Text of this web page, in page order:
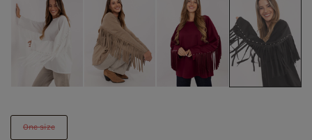
One size